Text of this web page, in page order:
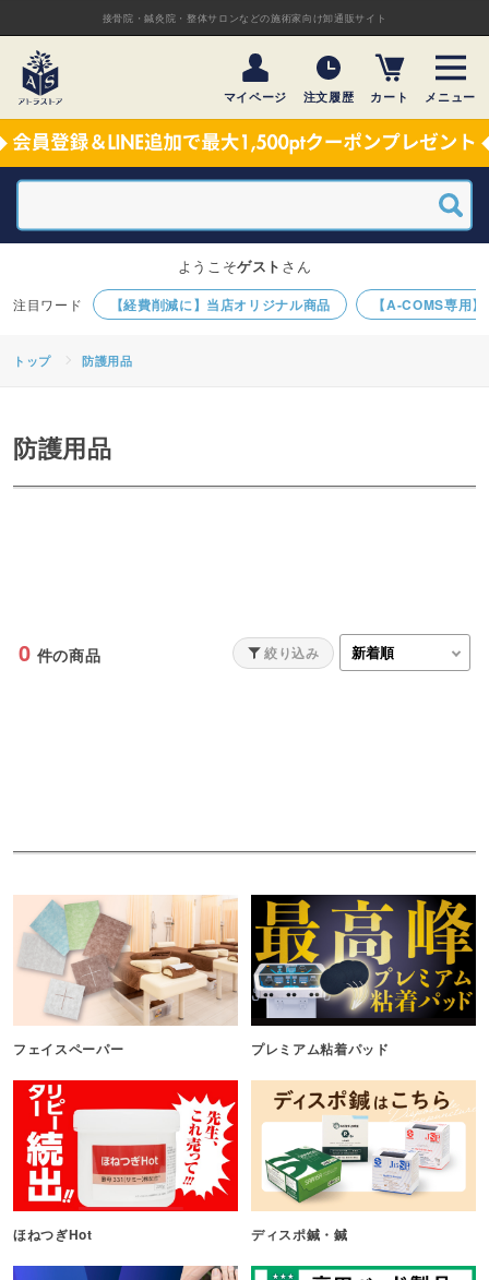
接骨院・鍼灸院・整体サロンなどの施術家向け卸通販サイト
マイページ 注文履歴 カート メニュー
【経費削減に】当店オリジナル商品 【A-COMS専用
ようこそゲスト さん
トップ 防護用品
防護用品
0 件の商品 絞り込み
フェイスペーパー プレミアム粘着パッド
ほねつぎHot ディスポ鍼・鍼